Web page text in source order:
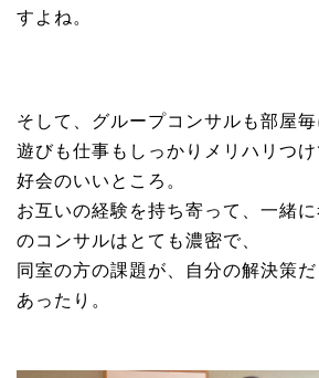
すよね。
そして、グループコンサルも部屋毎
遊びも仕事もしっかりメリハリつ
好会のいいところ。
お互いの経験を持ち寄って、一緒
のコンサルはとても濃密で、
同室の方の課題が、自分の解決策
あったり。